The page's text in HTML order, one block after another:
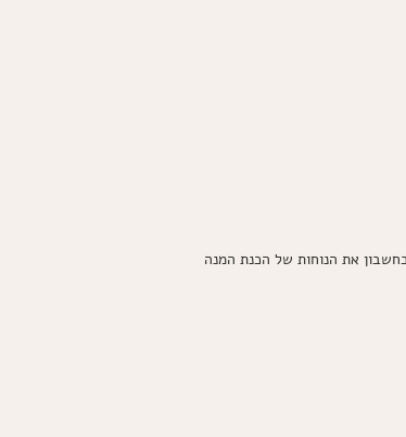
את הנוחות של הכנת המנה